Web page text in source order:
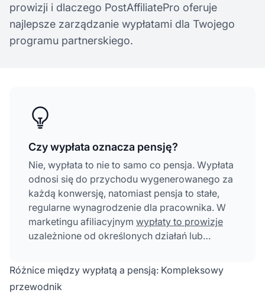
prowizji i dlaczego PostAffiliatePro oferuje
najlepsze zarządzanie wypłatami dla Twojego
programu partnerskiego.
Czy wypłata oznacza pensję?
Nie, wypłata to nie to samo co pensja. Wypłata
odnosi się do przychodu wygenerowanego za
każdą konwersję, natomiast pensja to stałe,
regularne wynagrodzenie dla pracownika. W
marketingu afiliacyjnym wypłaty to prowizje
uzależnione od określonych działań lub
wynagrodzeniem niezależnym od wyników.
Różnice między wypłatą a pensją: Kompleksowy
przewodnik